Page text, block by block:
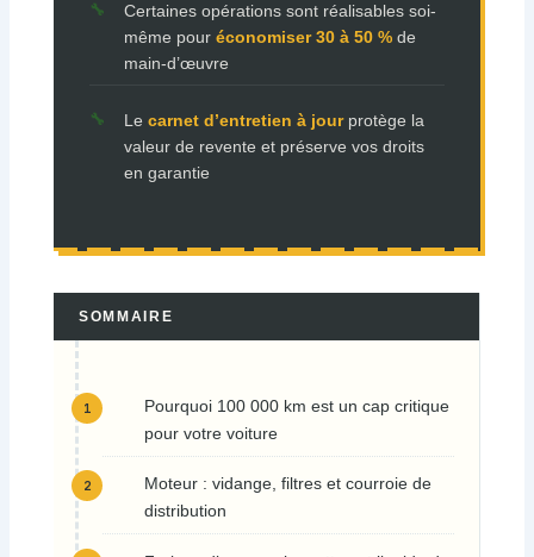
Certaines opérations sont réalisables soi-
même pour économiser 30 à 50 %de
main-d’œuvre
Le carnet d’entretien à jourprotège la
valeur de revente et préserve vos droits
en garantie
SOMMAIRE
Pourquoi 100 000 km est un cap critique
pour votre voiture
Moteur : vidange, filtres et courroie de
distribution